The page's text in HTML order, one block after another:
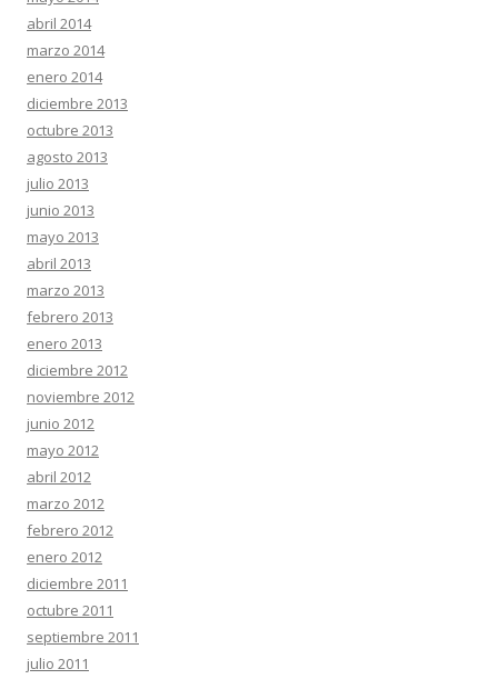
abril 2014
marzo 2014
enero 2014
diciembre 2013
octubre 2013
agosto 2013
julio 2013
junio 2013
mayo 2013
abril 2013
marzo 2013
febrero 2013
enero 2013
diciembre 2012
noviembre 2012
junio 2012
mayo 2012
abril 2012
marzo 2012
febrero 2012
enero 2012
diciembre 2011
octubre 2011
septiembre 2011
julio 2011